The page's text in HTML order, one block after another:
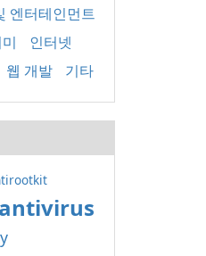
엔터테인먼트
인터넷
웹 개발 기타
antivirus